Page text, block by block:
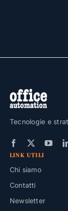
Tecnologie e
LINK UTILI
Chi siamo
Contatti
Newsletter